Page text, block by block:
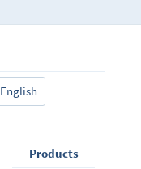
English
Products